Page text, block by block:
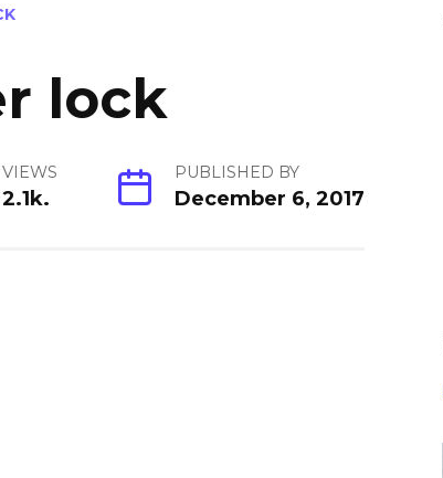
lock
VIEWS
2.1k.
PUBLISHED BY
December 6, 2017